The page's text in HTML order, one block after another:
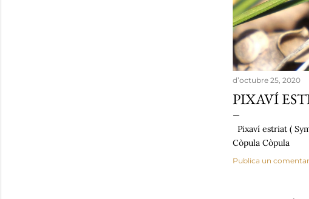
s
d’octubre 25, 2020
PIXAVÍ
Pixaví estriat (
Còpula Còpula
Publica un